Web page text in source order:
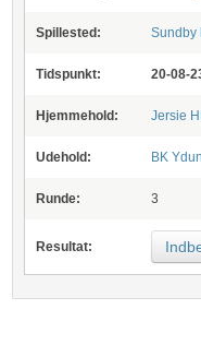
Spillested: Sundby
Tidspunkt: 20-08-
Hjemmehold: Jersie
Udehold: BK
Runde: 3
Resultat: